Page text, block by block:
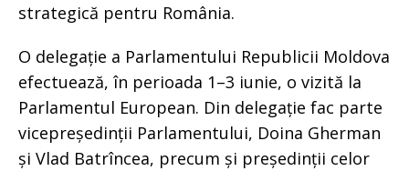
strategică pentru România.
O delegație a Parlamentului Republicii Moldova
efectuează, în perioada 1–3 iunie, o vizită la
Parlamentul European. Din delegație fac parte
vicepreședinții Parlamentului, Doina Gherman
și Vlad Batrîncea, precum și președinții celor